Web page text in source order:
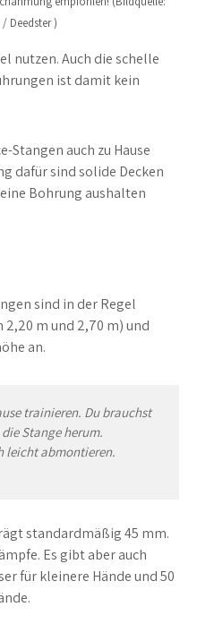
Deedster )
nutzen. Auch die schelle
ist damit kein
Stangen auch zu Hause
dafür sind solide Decken
Bohrung aushalten
sind in der Regel
m und 2,70 m) und
an.
trainieren. Du brauchst
Stange herum.
leicht abmontieren.
standardmäßig 45 mm.
Es gibt aber auch
für kleinere Hände und 50